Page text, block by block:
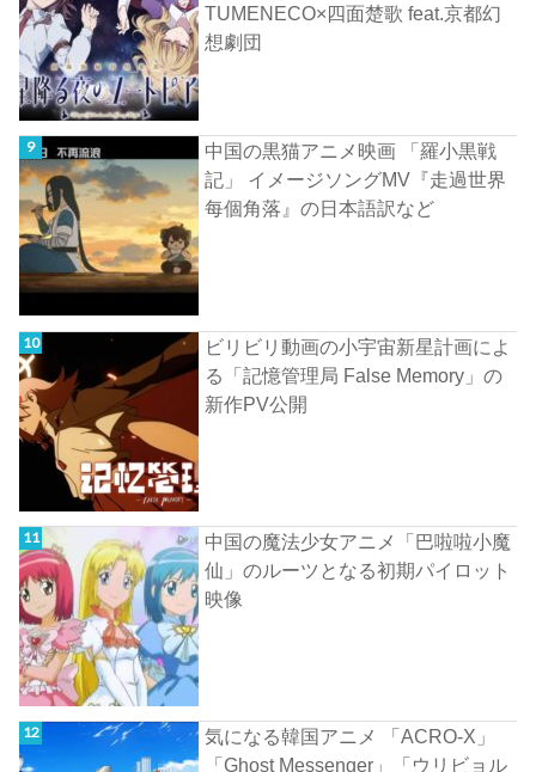
TUMENECO×四面楚歌 feat.京都幻
想劇団
中国の黒猫アニメ映画 「羅小黒戦
記」 イメージソングMV『走過世界
每個角落』の日本語訳など
ビリビリ動画の小宇宙新星計画によ
る「記憶管理局 False Memory」の
新作PV公開
中国の魔法少女アニメ「巴啦啦小魔
仙」のルーツとなる初期パイロット
映像
気になる韓国アニメ 「ACRO-X」
「Ghost Messenger」「ウリビョル